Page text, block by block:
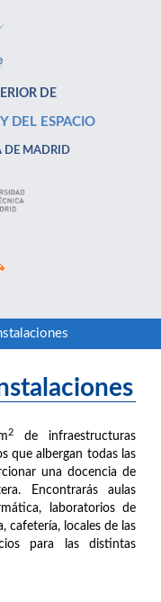
DE
DEL ESPACIO
DE MADRID
2
de infraestructuras
que albergan todas las
una docencia de
Encontrarás aulas
laboratorios de
cafetería, locales de las
para las distintas